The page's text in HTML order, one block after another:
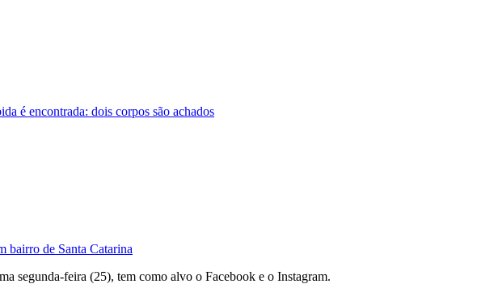
é encontrada: dois corpos são achados
bairro de Santa Catarina
segunda-feira (25), tem como alvo o Facebook e o Instagram.